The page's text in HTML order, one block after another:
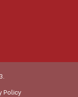
Policy